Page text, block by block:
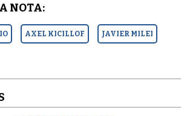
NOTA:
AXEL KICILLOF JAVIER MILEI